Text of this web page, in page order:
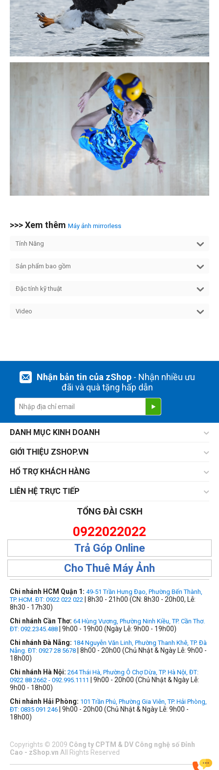
>>> Xem thêm Máy ảnh mirrorless
Tính Năng
Sản phẩm bao gồm
Đặc tính kỹ thuật
Video
Nhận bản tin của zShop- Nhận nhiều ưu
đãi và quà tặng hấp dẫn
DANH MỤC KINH DOANH
GIỚI THIỆU ZSHOP.VN
HỔ TRỢ KHÁCH HÀNG
LIÊN HỆ TRỰC TIẾP
TỔNG ĐÀI CSKH
0922022022
Trả Góp Online
Cho Thuê Máy Ảnh
Chi nhánh HCM Quận 1: 49-51 Trần Hưng Đạo, Phường Bến Thành,
TP. HCM. ĐT: 0922 022 022 | 8h30 - 21h00 (CN: 8h30 - 20h00, Lễ:
8h30 - 17h30)
Chi nhánh Cần Thơ: 64 Hùng Vương, Phường Ninh Kiều, TP. Cần Thơ.
ĐT: 092.2345.488 | 9h00 - 19h00 (Ngày Lễ: 9h00 - 19h00)
Chi nhánh Đà Nẵng: 184 Nguyễn Văn Linh, Phường Thanh Khê, TP. Đà
Nẵng. ĐT: 0927 28 5678 | 8h00 - 20h00 (Chủ Nhật & Ngày Lễ: 9h00 -
18h00)
Chi nhánh Hà Nội: 264 Thái Hà, Phường Ô Chợ Dừa, TP. Hà Nội, ĐT:
0922 88 2662 - 092.995.1111
| 9h00 - 20h00 (Chủ Nhật & Ngày Lễ:
9h00 - 18h00)
Chi nhánh Hải Phòng: 101 Trần Phú, Phường Gia Viên, TP. Hải Phòng,
ĐT: 0835 091 246 | 9h00 - 20h00 (Chủ Nhật & Ngày Lễ: 9h00 -
18h00)
Copyrights © 2009 Công ty CPTM & DV Công nghệ số Đỉnh
Cao - zShop.vn All Rights Reserved